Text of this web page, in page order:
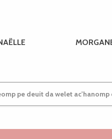
pe deuit da welet